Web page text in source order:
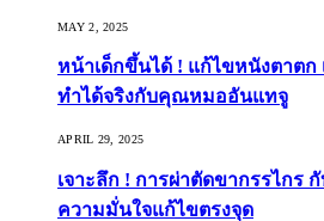
MAY 2, 2025
หน้าเด็กขึ้นได้ ! แก้ไขหนังตาตก
ทำได้จริงกับคุณหมออันแทจู
APRIL 29, 2025
เจาะลึก ! การผ่าตัดขากรรไกร
ความมั่นใจแก้ไขตรงจุด